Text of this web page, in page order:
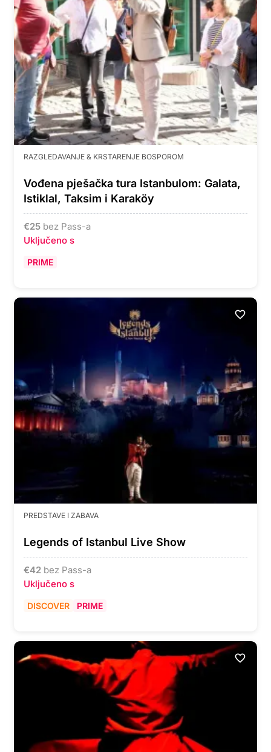
RAZGLEDAVANJE & KRSTARENJE BOSPOROM
Vođena pješačka tura Istanbulom: Galata,
Istiklal, Taksim i Karaköy
€25 bez Pass-a
Uključeno s
PRIME
PREDSTAVE I ZABAVA
Legends of Istanbul Live Show
€42 bez Pass-a
Uključeno s
DISCOVER PRIME